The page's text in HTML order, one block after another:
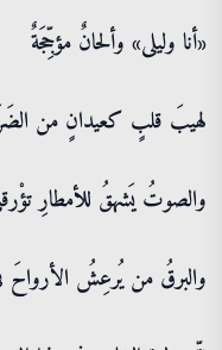
«أنا وليلى» وألحانٌ مؤجِّجَةٌ
لهيبَ قلبٍ كعيدانٍ من
والصوتُ يَشهقُ للأمطارِ
والبرقُ من يُرعِشُ